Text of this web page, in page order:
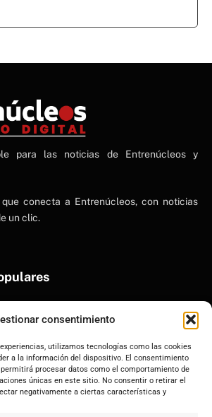
consentimiento
utilizamos tecnologías como las cookies
a la información del dispositivo. El consentimiento
procesar datos como el comportamiento de
únicas en este sitio. No consentir o retirar el
negativamente a ciertas características y
para las noticias de Entrenúcleos y
conecta a Entrenúcleos, con noticias
un clic.